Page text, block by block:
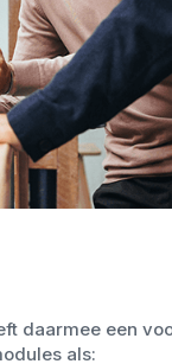
daarmee een
als: